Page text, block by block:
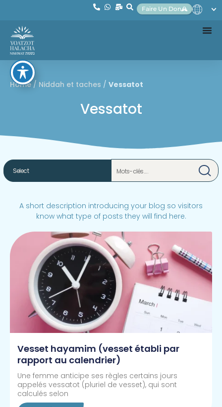
Faire Un Don
Home/ Niddah et taches / Vessatot
Vessatot
A short description introducing your blog so visitors
know what type of posts they will find here.
Vesset hayamim (vesset établi par
rapport au calendrier)
Une femme anticipe ses règles certains jours
appelés vessatot (pluriel de vesset), qui sont
calculés selon